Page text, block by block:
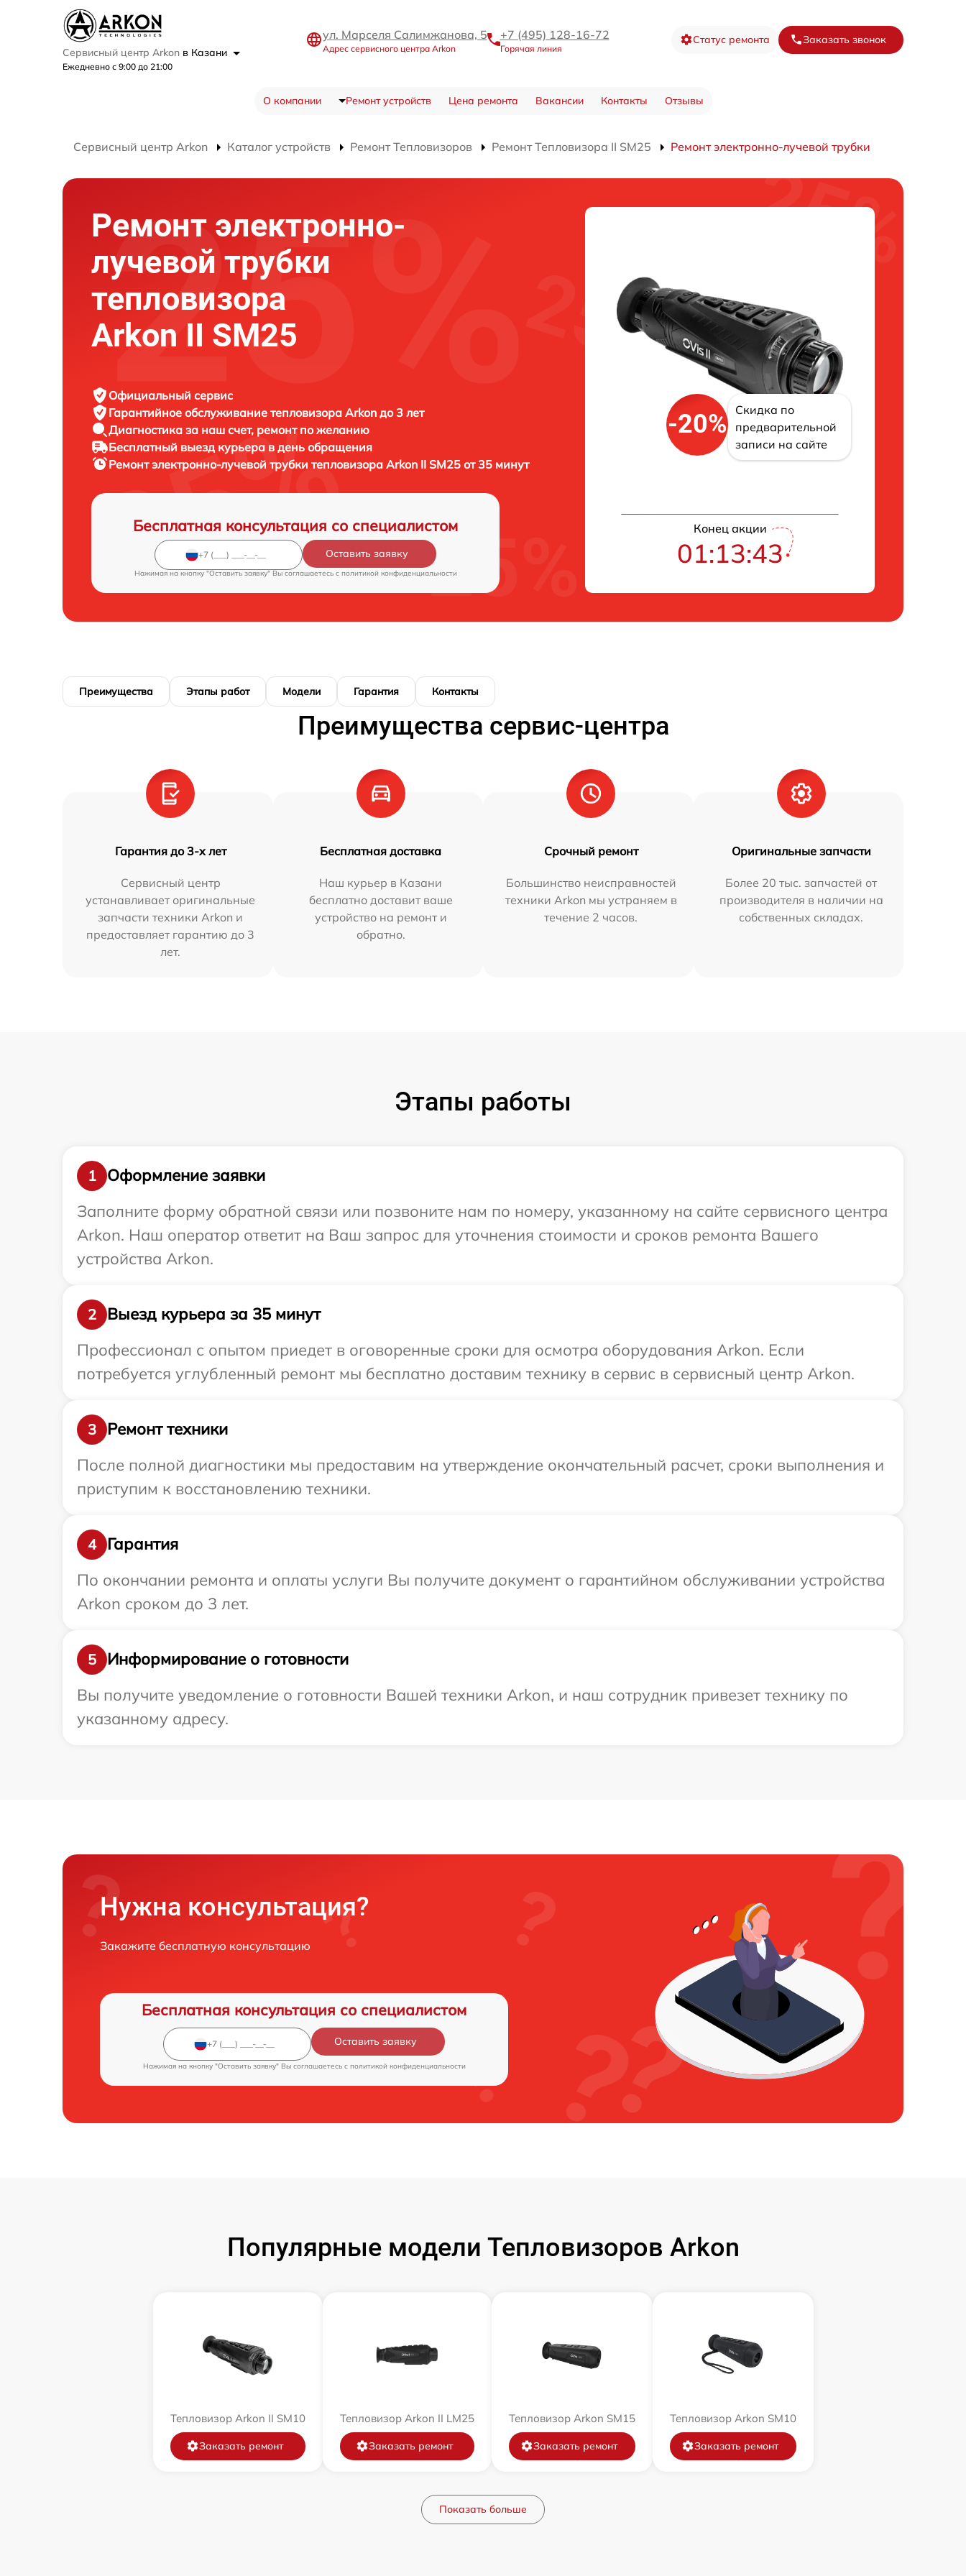
Сервисный центр Arkon в Казани
Ежедневно с 9:00 до 21:00
ул. Марселя Салимжанова, 5
Адрес сервисного центра Arkon
+7 (495) 128-16-72
Горячая линия
Статус ремонта Заказать звонок
О компании Ремонт устройств Цена ремонта Вакансии Контакты Отзывы
Сервисный центр Arkon Каталог устройств Ремонт Тепловизоров Ремонт Тепловизора II SM25 Ремонт электронно-лучевой трубки
Ремонт электронно-
лучевой трубки
тепловизора
Arkon II SM25
Официальный сервис
Гарантийное обслуживание тепловизора Arkon до 3 лет
Диагностика за наш счет, ремонт по желанию
Бесплатный выезд курьера в день обращения
Ремонт электронно-лучевой трубки тепловизора Arkon II SM25 от 35 минут
Бесплатная консультация со специалистом
Оставить заявку
Нажимая на кнопку "Оставить заявку" Вы соглашаетесь c политикой конфиденциальности
-20%
Скидка по
предварительной
записи на сайте
Конец акции
01:13:43
Преимущества Этапы работ Модели Гарантия Контакты
Преимущества сервис-центра
Гарантия до 3-х лет
Сервисный центр
устанавливает оригинальные
запчасти техники Arkon и
предоставляет гарантию до 3
лет.
Бесплатная доставка
Наш курьер в Казани
бесплатно доставит ваше
устройство на ремонт и
обратно.
Срочный ремонт
Большинство неисправностей
техники Arkon мы устраняем в
течение 2 часов.
Оригинальные запчасти
Более 20 тыс. запчастей от
производителя в наличии на
собственных складах.
Этапы работы
1
Оформление заявки
Заполните форму обратной связи или позвоните нам по номеру, указанному на сайте сервисного центра
Arkon. Наш оператор ответит на Ваш запрос для уточнения стоимости и сроков ремонта Вашего
устройства Arkon.
2
Выезд курьера за 35 минут
Профессионал с опытом приедет в оговоренные сроки для осмотра оборудования Arkon. Если
потребуется углубленный ремонт мы бесплатно доставим технику в сервис в сервисный центр Arkon.
3
Ремонт техники
После полной диагностики мы предоставим на утверждение окончательный расчет, сроки выполнения и
приступим к восстановлению техники.
4
Гарантия
По окончании ремонта и оплаты услуги Вы получите документ о гарантийном обслуживании устройства
Arkon сроком до 3 лет.
5
Информирование о готовности
Вы получите уведомление о готовности Вашей техники Arkon, и наш сотрудник привезет технику по
указанному адресу.
Нужна консультация?
Закажите бесплатную консультацию
Бесплатная консультация со специалистом
Оставить заявку
Нажимая на кнопку "Оставить заявку" Вы соглашаетесь c политикой конфиденциальности
Популярные модели Тепловизоров Arkon
Тепловизор Arkon II SM10
Заказать ремонт
Тепловизор Arkon II LM25
Заказать ремонт
Тепловизор Arkon SM15
Заказать ремонт
Тепловизор Arkon SM10
Заказать ремонт
Показать больше